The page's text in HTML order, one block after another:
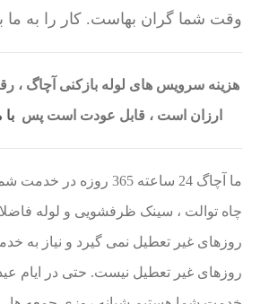
وقت شما گران بهاست. کار را به ما
هزینه سرویس های لوله بازکنی آچاگ ،
ارزان است ، قابل عودت است پس
ما آچاگ 24 ساعته 365
چاه توالت ، سینک ظرفشویی و لوله
روزهای غیر تعطیل نمی گیرد و نیاز به
روزهای غیر تعطیل نیست. حتی در ایام عید